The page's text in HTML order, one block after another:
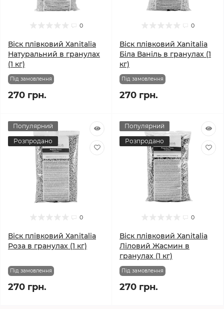
0
Віск плівковий Xanitalia
Натуральний в гранулах
(1 кг)
Під замовлення
270 грн.
0
Віск плівковий Xanitalia
Біла Ваніль в гранулах (1
кг)
Під замовлення
270 грн.
Популярний
Розпродано
0
Віск плівковий Xanitalia
Роза в гранулах (1 кг)
Під замовлення
270 грн.
Популярний
Розпродано
0
Віск плівковий Xanitalia
Ліловий Жасмин в
гранулах (1 кг)
Під замовлення
270 грн.